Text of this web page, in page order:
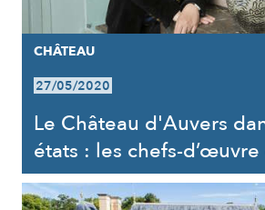
CHÂTEAU
27/05/2020
Le Château d'Auvers
états : les chefs-d’œuvre